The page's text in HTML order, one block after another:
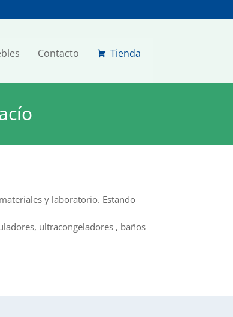
Contacto Tienda
y laboratorio. Estando
ultracongeladores , baños